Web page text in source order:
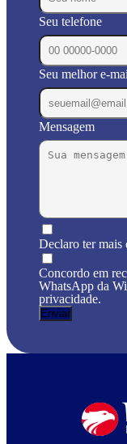
Seu telefone
Seu melhor e-
Mensagem
Declaro ter mais
Concordo em
WhatsApp da
privacidade.